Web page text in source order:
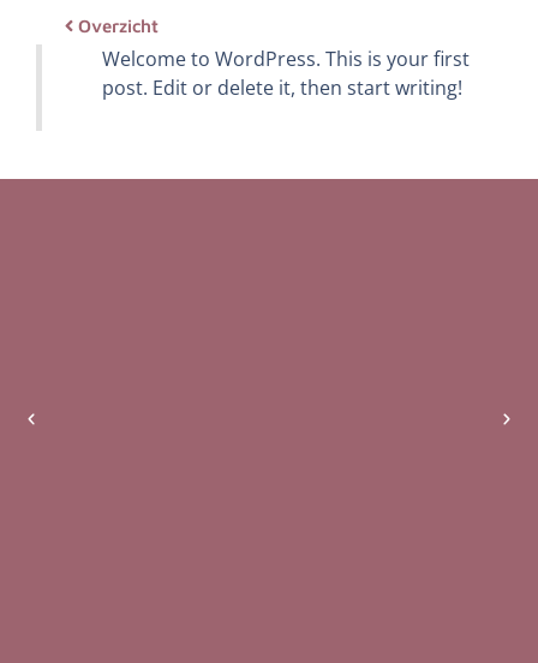
Overzicht
Welcome to WordPress. This is your first
post. Edit or delete it, then start writing!